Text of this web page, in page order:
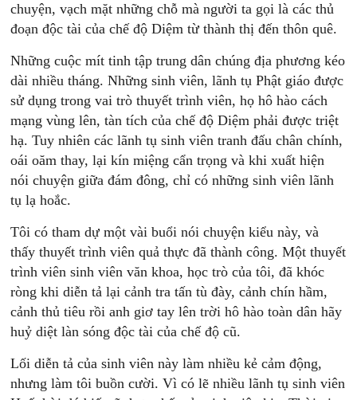
chuyện, vạch mặt những chỗ mà người ta gọi là các thủ
đoạn độc tài của chế độ Diệm từ thành thị đến thôn quê.
Những cuộc mít tinh tập trung dân chúng địa phương kéo
dài nhiều tháng. Những sinh viên, lãnh tụ Phật giáo được
sử dụng trong vai trò thuyết trình viên, họ hô hào cách
mạng vùng lên, tàn tích của chế độ Diệm phải được triệt
hạ. Tuy nhiên các lãnh tụ sinh viên tranh đấu chân chính,
oái oăm thay, lại kín miệng cẩn trọng và khi xuất hiện
nói chuyện giữa đám đông, chỉ có những sinh viên lãnh
tụ lạ hoắc.
Tôi có tham dự một vài buổi nói chuyện kiểu này, và
thấy thuyết trình viên quả thực đã thành công. Một thuyết
trình viên sinh viên văn khoa, học trò của tôi, đã khóc
ròng khi diễn tả lại cảnh tra tấn tù đày, cảnh chín hầm,
cảnh thủ tiêu rồi anh giơ tay lên trời hô hào toàn dân hãy
huỷ diệt làn sóng độc tài của chế độ cũ.
Lối diễn tả của sinh viên này làm nhiều kẻ cảm động,
nhưng làm tôi buồn cười. Vì có lẽ nhiều lãnh tụ sinh viên